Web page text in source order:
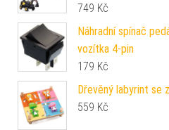
749 Kč
Náhradní spínač
vozítka 4-pin
179 Kč
Dřevěný labyrint se
559 Kč